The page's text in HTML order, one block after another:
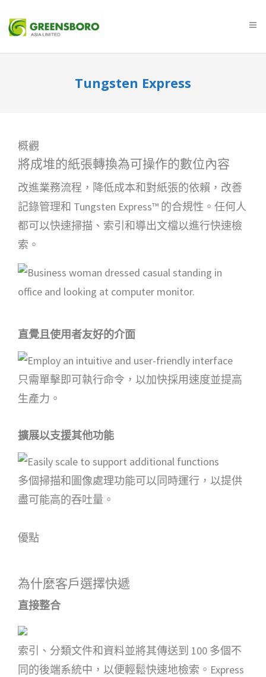
Tungsten Express
概觀
將成堆的紙張轉換為可操作的數位內容
改進業務流程，降低成本和對紙張的依賴，改善
記錄管理和 Tungsten Express™ 的合規性。任何人
都可以快速掃描、索引和導出文檔以進行快速檢
索。
直覺且使用者友好的介面
只需單擊即可執行命令，以加快採用速度並提高
生產力。
擴展以支援其他功能
多個掃描和圖像處理功能可以同時運行，以提供
盡可能高的吞吐量。
優點
為什麼客戶選擇快遞
直接整合
索引、分類文件和資料並將其傳送到 100 多個不
同的後端系統中，以便輕鬆快速地檢索。Express